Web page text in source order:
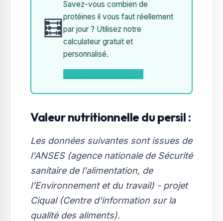
🧮
Savez-vous combien de
protéines il vous faut réellement
par jour ? Utilisez notre
calculateur gratuit et
personnalisé.
Valeur nutritionnelle du persil :
Les données suivantes sont issues de
l'ANSES (agence nationale de Sécurité
sanitaire de l'alimentation, de
l'Environnement et du travail) - projet
Ciqual (Centre d'information sur la
qualité des aliments).